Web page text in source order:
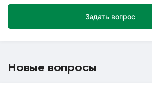
Задать вопрос
Новые вопросы